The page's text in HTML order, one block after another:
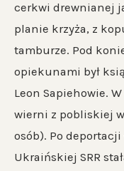
cerkwi drewnianej
planie krzyża, z
tamburze. Pod
opiekunami był
Leon Sapiehowie.
wierni z pobliskiej
osób). Po
Ukraińskiej SRR